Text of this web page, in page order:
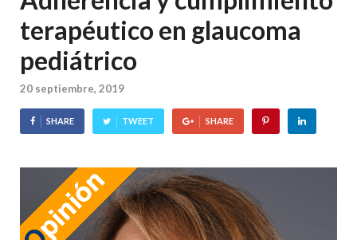
terapéutico en glaucoma
pediátrico
20 septiembre, 2019
SHARE TWEET SHARE